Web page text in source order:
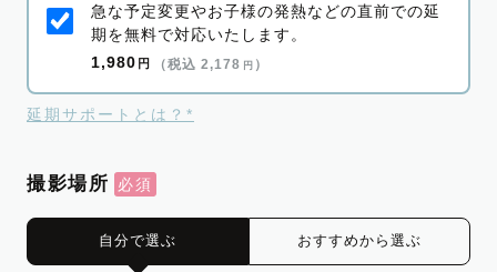
急な予定変更やお子様の発熱などの直前での延
期を無料で対応いたします。
1,980 円 （税込 2,178 円 ）
延期サポートとは？*
撮影場所
自分で選ぶ おすすめから選ぶ